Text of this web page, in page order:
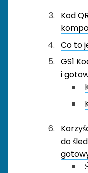
Kod
Co to
GS1
i
do